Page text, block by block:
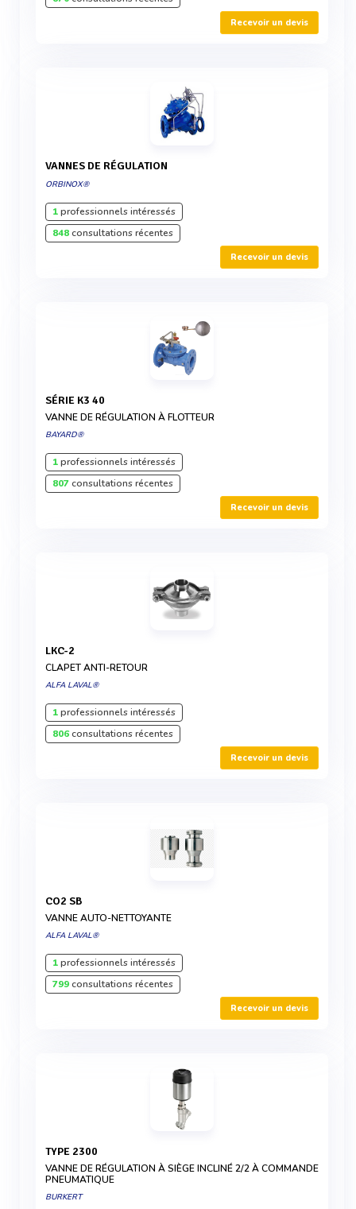
Recevoir un devis
VANNES DE RÉGULATION
ORBINOX®
1professionnels intéressés
848consultations récentes
Recevoir un devis
SÉRIE K3 40
VANNE DE RÉGULATION À FLOTTEUR
BAYARD®
1professionnels intéressés
807consultations récentes
Recevoir un devis
LKC-2
CLAPET ANTI-RETOUR
ALFA LAVAL®
1professionnels intéressés
806consultations récentes
Recevoir un devis
CO2 SB
VANNE AUTO-NETTOYANTE
ALFA LAVAL®
1professionnels intéressés
799consultations récentes
Recevoir un devis
TYPE 2300
VANNE DE RÉGULATION À SIÈGE INCLINÉ 2/2 À COMMANDE
PNEUMATIQUE
BURKERT